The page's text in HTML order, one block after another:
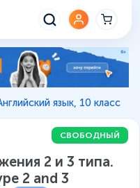
язык, 10 класс
СВОБОДНЫЙ
2 и 3 типа.
2 and 3